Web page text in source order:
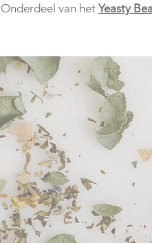
Onderdeel van het Yeasty